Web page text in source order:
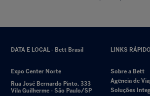
DATA E LOCAL - Bett Brasil
Expo Center Norte
Rua José Bernardo Pinto, 333
Vila Guilherme - São Paulo/SP
LINKS
Sobre a Bett
Agência de
Soluções